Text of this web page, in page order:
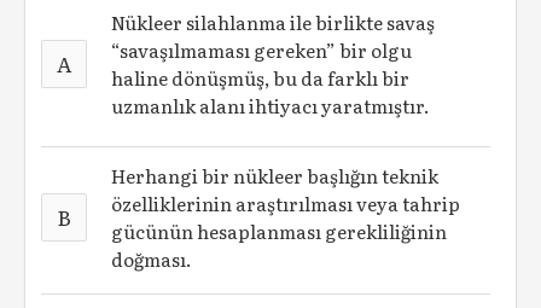
A
Nükleer silahlanma ile birlikte savaş
“savaşılmaması gereken” bir olgu
haline dönüşmüş, bu da farklı bir
uzmanlık alanı ihtiyacı yaratmıştır.
B
Herhangi bir nükleer başlığın teknik
özelliklerinin araştırılması veya tahrip
gücünün hesaplanması gerekliliğinin
doğması.